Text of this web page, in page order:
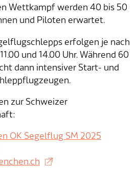
Wettkampf werden 40 bis 50
und Piloten erwartet.
erfolgen je nach
und 14.00 Uhr. Während 60
dann intensiver Start- und
zur Schweizer
OK Segelflug SM 2025
Z